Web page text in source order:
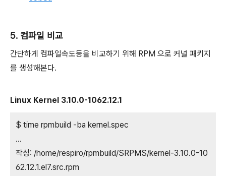
5. 컴파일 비교
간단하게 컴파일속도등을 비교하기 위해 RPM 으로 커널 패키지
를 생성해본다.
Linux Kernel 3.10.0-1062.12.1
$ time rpmbuild -ba kernel.spec
...
작성: /home/respiro/rpmbuild/SRPMS/kernel-3.10.0-10
62.12.1.el7.src.rpm